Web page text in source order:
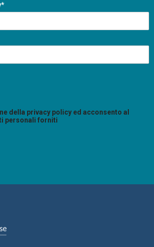
della privacy policy ed acconsento al
personali forniti